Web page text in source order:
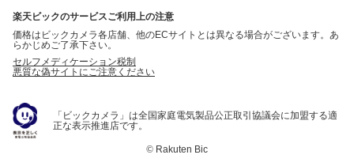
楽天ビックのサービスご利用上の注意
価格はビックカメラ各店舗、他のECサイトとは異なる場合がございます。あ
らかじめご了承下さい。
セルフメディケーション税制
悪質な偽サイトにご注意ください
「ビックカメラ」は全国家庭電気製品公正取引協議会に加盟する適
正な表示推進店です。
© Rakuten Bic